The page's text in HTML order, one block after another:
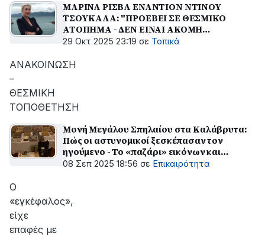
ΜΑΡΙΝΑ ΡΙΣΒΑ ΕΝΑΝΤΙΟΝ ΝΤΙΝΟΥ
ΤΣΟΥΚΑΛΑ: "ΠΡΟΕΒΕΙ ΣΕ ΘΕΣΜΙΚΟ
ΑΤΟΠΗΜΑ - ΔΕΝ ΕΙΝΑΙ ΑΚΟΜΗ
ΑΝΤΙΔΗΜΑΡΧΟΣ ΚΟΙΝΩΝΙΚΗΣ
29 Οκτ 2025 23:19 σε Τοπικά
ΑΝΑΚΟΙΝΩΣΗ
–
ΘΕΣΜΙΚΗ
ΤΟΠΟΘΕΤΗΣΗ
Μονή Μεγάλου Σπηλαίου στα Καλάβρυτα:
Πώς οι αστυνομικοί ξεσκέπασαν τον
ηγούμενο - Το «παζάρι» εικόνων και
Ευαγγελίων
08 Σεπ 2025 18:56 σε Επικαιρότητα
Ο
«εγκέφαλος»,
είχε
επαφές με